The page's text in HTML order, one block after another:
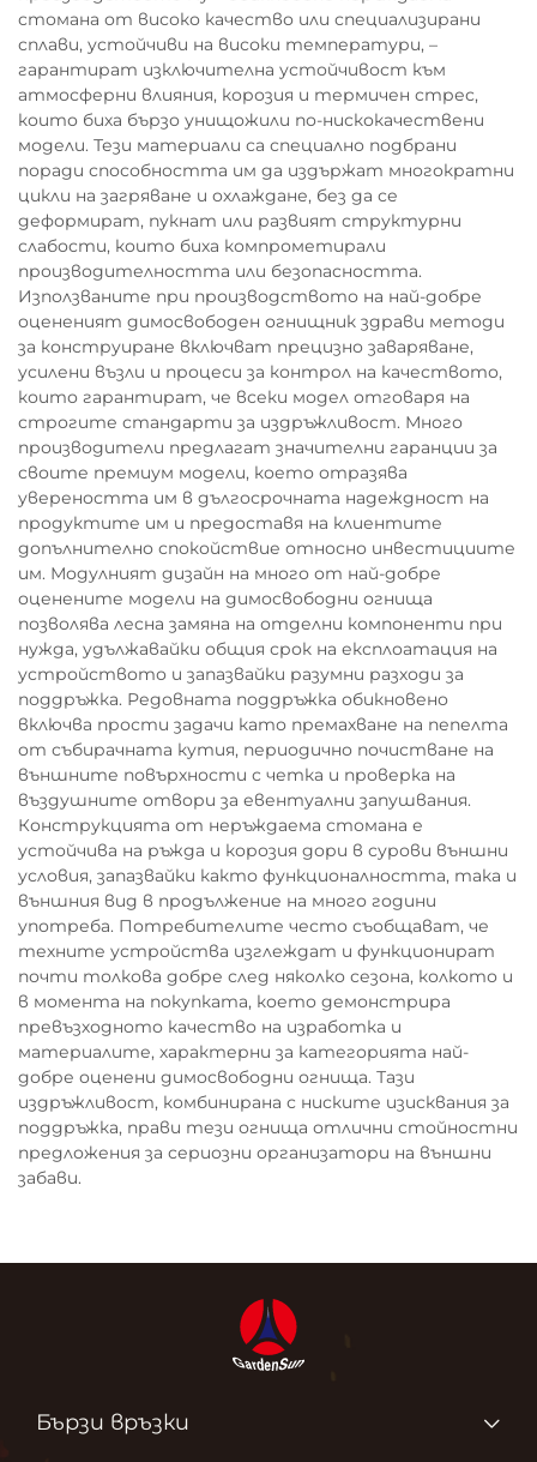
стомана от високо качество или специализирани
сплави, устойчиви на високи температури, –
гарантират изключителна устойчивост към
атмосферни влияния, корозия и термичен стрес,
които биха бързо унищожили по-нискокачествени
модели. Тези материали са специално подбрани
поради способността им да издържат многократни
цикли на загряване и охлаждане, без да се
деформират, пукнат или развият структурни
слабости, които биха компрометирали
производителността или безопасността.
Използваните при производството на най-добре
оцененият димосвободен огнищник здрави методи
за конструиране включват прецизно заваряване,
усилени възли и процеси за контрол на качеството,
които гарантират, че всеки модел отговаря на
строгите стандарти за издръжливост. Много
производители предлагат значителни гаранции за
своите премиум модели, което отразява
увереността им в дългосрочната надеждност на
продуктите им и предоставя на клиентите
допълнително спокойствие относно инвестициите
им. Модулният дизайн на много от най-добре
оценените модели на димосвободни огнища
позволява лесна замяна на отделни компоненти при
нужда, удължавайки общия срок на експлоатация на
устройството и запазвайки разумни разходи за
поддръжка. Редовната поддръжка обикновено
включва прости задачи като премахване на пепелта
от събирачната кутия, периодично почистване на
външните повърхности с четка и проверка на
въздушните отвори за евентуални запушвания.
Конструкцията от неръждаема стомана е
устойчива на ръжда и корозия дори в сурови външни
условия, запазвайки както функционалността, така и
външния вид в продължение на много години
употреба. Потребителите често съобщават, че
техните устройства изглеждат и функционират
почти толкова добре след няколко сезона, колкото и
в момента на покупката, което демонстрира
превъзходното качество на изработка и
материалите, характерни за категорията най-
добре оценени димосвободни огнища. Тази
издръжливост, комбинирана с ниските изисквания за
поддръжка, прави тези огнища отлични стойностни
предложения за сериозни организатори на външни
забави.
Бързи връзки